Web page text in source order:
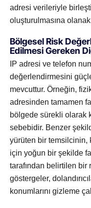
adresi verileriyle
oluşturulmasına olanak
Bölgesel Risk
Edilmesi Gereken
IP adresi ve telefon
değerlendirmesini
mevcuttur. Örneğin,
adresinden tamamen
bölgede sürekli olarak
sebebidir. Benzer
yürüten bir temsilcinin,
için yoğun bir şekilde
tarafından belirtilen bir
göstergeler,
konumlarını gizleme